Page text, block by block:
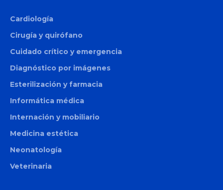
Smart Pico
Duo Glide
Toro
Etherea
Smart Pico
Onda Pro
Cardiología
Cirugía y quirófano
Cuidado crítico y emergencia
Diagnóstico por imágenes
Esterilización y farmacia
Informática médica
Internación y mobiliario
Medicina estética
Neonatología
Veterinaria